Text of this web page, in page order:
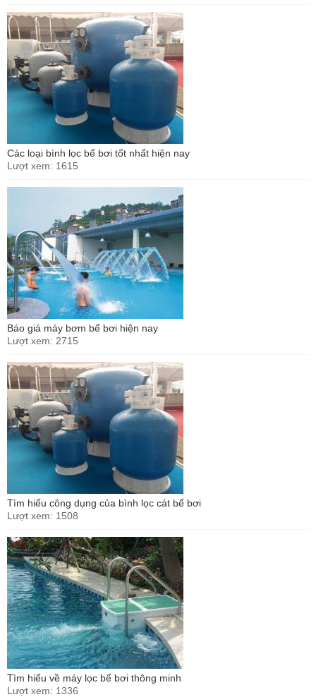
Các loại bình lọc bể bơi tốt nhất hiện nay
Lượt xem: 1615
Báo giá máy bơm bể bơi hiện nay
Lượt xem: 2715
Tìm hiểu công dụng của bình lọc cát bể bơi
Lượt xem: 1508
Tìm hiểu về máy lọc bể bơi thông minh
Lượt xem: 1336